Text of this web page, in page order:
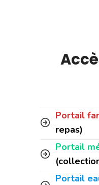
Portail
repas)
Portail
Portail